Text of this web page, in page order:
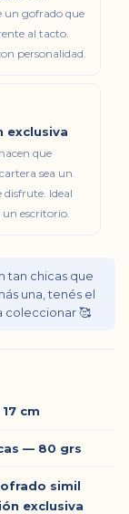
un gofrado que
al tacto.
personalidad.
exclusiva
que
sea un
Ideal
escritorio.
tan chicas que
una, tenés el
coleccionar 🥰
cm
— 80 grs
simil
exclusiva